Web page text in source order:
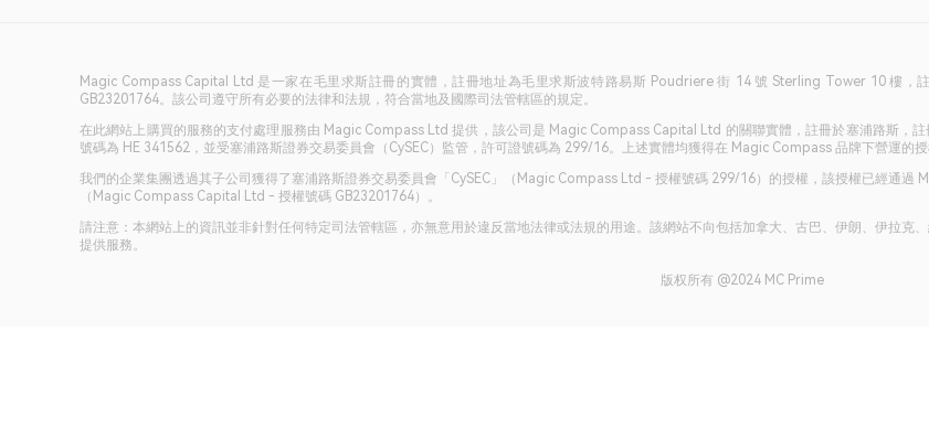
Magic Compass Capital Ltd 是一家在毛里求斯註冊的實體，註冊地址為毛里求斯波特路易斯 Poudriere 街 14 號 Sterling Tower 10 樓，
GB23201764。該公司遵守所有必要的法律和法規，符合當地及國際司法管轄區的規定。
在此網站上購買的服務的支付處理服務由 Magic Compass Ltd 提供，該公司是 Magic Compass Capital Ltd 的關聯實體，註冊於塞浦路斯，
號碼為 HE 341562，並受塞浦路斯證券交易委員會（CySEC）監管，許可證號碼為 299/16。上述實體均獲得在 Magic Compass 品牌下營運的授
我們的企業集團透過其子公司獲得了塞浦路斯證券交易委員會「CySEC」（Magic Compass Ltd - 授權號碼 299/16）的授權，該授權已經通過
（Magic Compass Capital Ltd - 授權號碼 GB23201764）。
請注意：本網站上的資訊並非針對任何特定司法管轄區，亦無意用於違反當地法律或法規的用途。該網站不向包括加拿大、古巴、伊朗、伊拉克
提供服務。
版权所有 @2024 MC Prime